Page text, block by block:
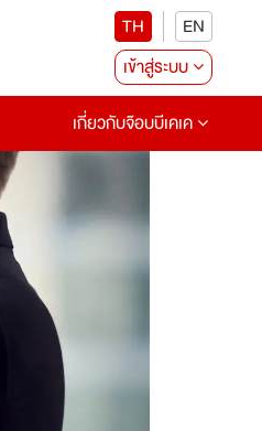
TH
EN
เข้าสู่ระบบ
เกี่ยวกับจ๊อบบีเคเค